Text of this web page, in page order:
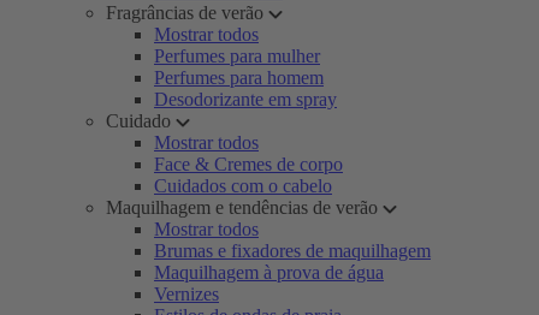
Fragrâncias de verão
Mostrar todos
Perfumes para mulher
Perfumes para homem
Desodorizante em spray
Cuidado
Mostrar todos
Face & Cremes de corpo
Cuidados com o cabelo
Maquilhagem e tendências de verão
Mostrar todos
Brumas e fixadores de maquilhagem
Maquilhagem à prova de água
Vernizes